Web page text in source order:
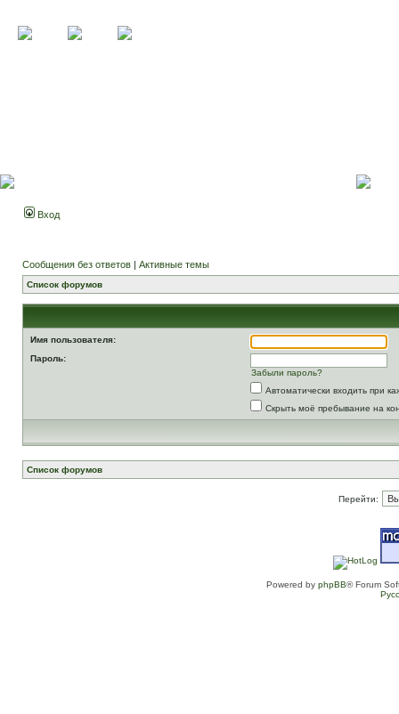
Вход
Сообщения без ответов | Активные темы
Список форумов
Имя пользователя:
Пароль:
Забыли пароль?
Автоматически входить при
Скрыть моё пребывание на
Список форумов
Перейти:
Powered by phpBB® Forum